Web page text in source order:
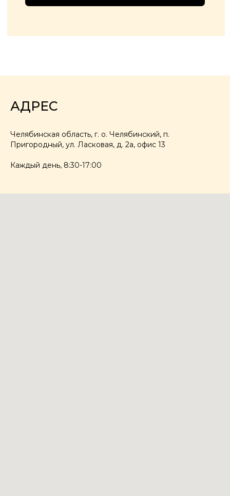
АДРЕС
Челябинская область, г. о. Челябинский, п.
Пригородный, ул. Ласковая, д. 2а, офис 13
Каждый день, 8:30-17:00